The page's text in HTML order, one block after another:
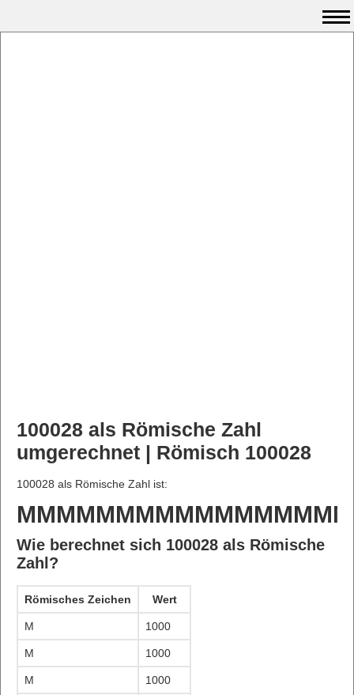
100028 als Römische Zahl
umgerechnet | Römisch 100028
100028 als Römische Zahl ist:
Wie berechnet sich 100028 als Römische
Zahl?
Römisches Zeichen Wert
M 1000
M 1000
M 1000